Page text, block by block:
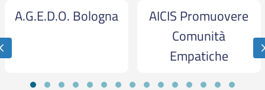
A.G.E.D.O. Bologna
AICIS Promuovere
Comunità
Empatiche
Previous